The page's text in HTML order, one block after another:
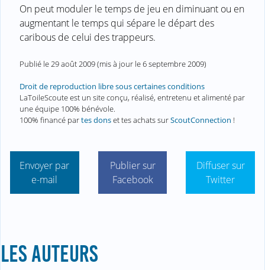
On peut moduler le temps de jeu en diminuant ou en
augmentant le temps qui sépare le départ des
caribous de celui des trappeurs.
Publié le29 août 2009(mis à jour le6 septembre 2009)
Droit de reproduction libre sous certaines conditions
LaToileScoute est un site conçu, réalisé, entretenu et alimenté par
une équipe 100% bénévole.
100% financé partes donset tes achats surScoutConnection !
Envoyer par
e-mail
Publier sur
Facebook
Diffuser sur
Twitter
LES AUTEURS